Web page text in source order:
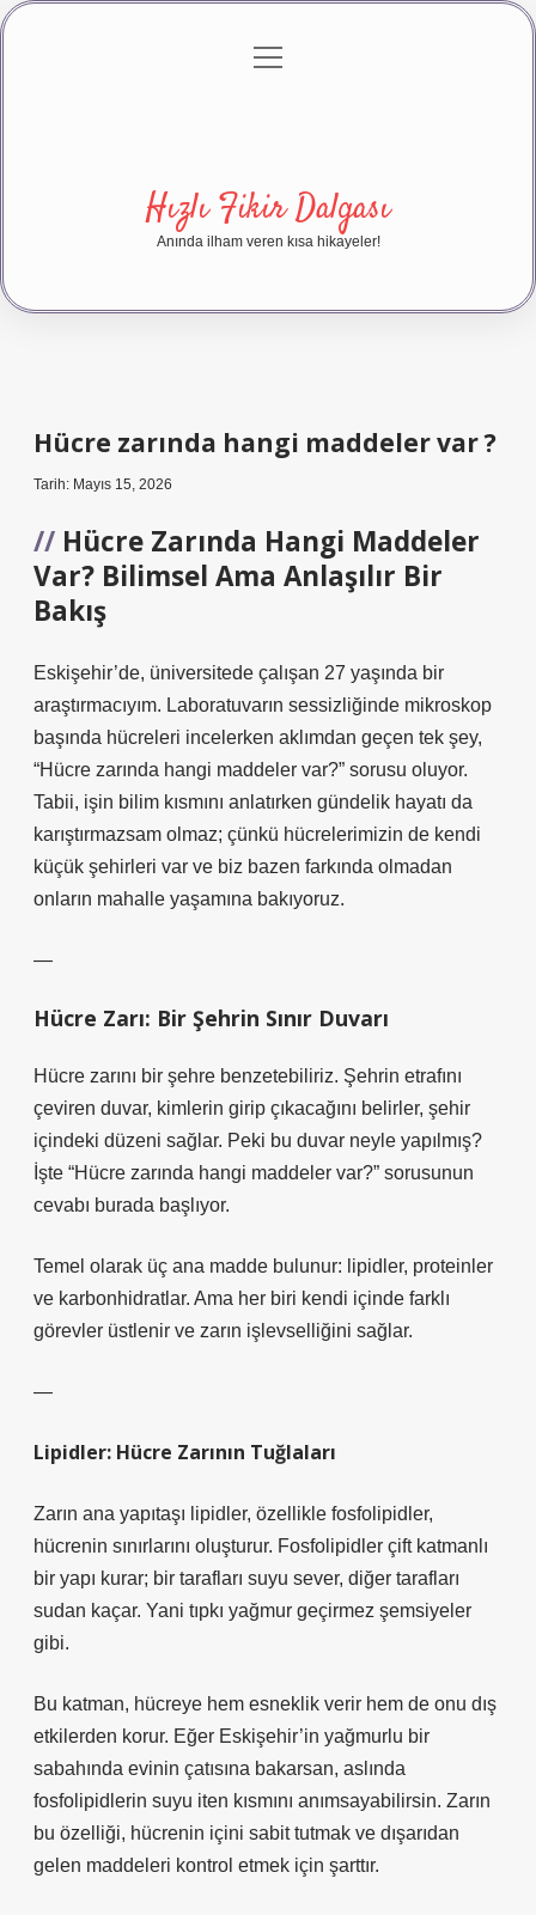
Gizlilik Politikası
menüyü
Hızlı Fikir Dalgası
Anında ilham veren kısa hikayeler!
Hücre zarında hangi maddeler var ?
Tarih: Mayıs 15, 2026
Hücre Zarında Hangi Maddeler
Var? Bilimsel Ama Anlaşılır Bir
Bakış
Eskişehir’de, üniversitede çalışan 27 yaşında bir
araştırmacıyım. Laboratuvarın sessizliğinde mikroskop
başında hücreleri incelerken aklımdan geçen tek şey,
“Hücre zarında hangi maddeler var?” sorusu oluyor.
Tabii, işin bilim kısmını anlatırken gündelik hayatı da
karıştırmazsam olmaz; çünkü hücrelerimizin de kendi
küçük şehirleri var ve biz bazen farkında olmadan
onların mahalle yaşamına bakıyoruz.
—
Hücre Zarı: Bir Şehrin Sınır Duvarı
Hücre zarını bir şehre benzetebiliriz. Şehrin etrafını
çeviren duvar, kimlerin girip çıkacağını belirler, şehir
içindeki düzeni sağlar. Peki bu duvar neyle yapılmış?
İşte “Hücre zarında hangi maddeler var?” sorusunun
cevabı burada başlıyor.
Temel olarak üç ana madde bulunur: lipidler, proteinler
ve karbonhidratlar. Ama her biri kendi içinde farklı
görevler üstlenir ve zarın işlevselliğini sağlar.
—
Lipidler: Hücre Zarının Tuğlaları
Zarın ana yapıtaşı lipidler, özellikle fosfolipidler,
hücrenin sınırlarını oluşturur. Fosfolipidler çift katmanlı
bir yapı kurar; bir tarafları suyu sever, diğer tarafları
sudan kaçar. Yani tıpkı yağmur geçirmez şemsiyeler
gibi.
Bu katman, hücreye hem esneklik verir hem de onu dış
etkilerden korur. Eğer Eskişehir’in yağmurlu bir
sabahında evinin çatısına bakarsan, aslında
fosfolipidlerin suyu iten kısmını anımsayabilirsin. Zarın
bu özelliği, hücrenin içini sabit tutmak ve dışarıdan
gelen maddeleri kontrol etmek için şarttır.